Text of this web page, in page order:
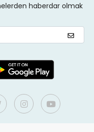
haberdar olmak